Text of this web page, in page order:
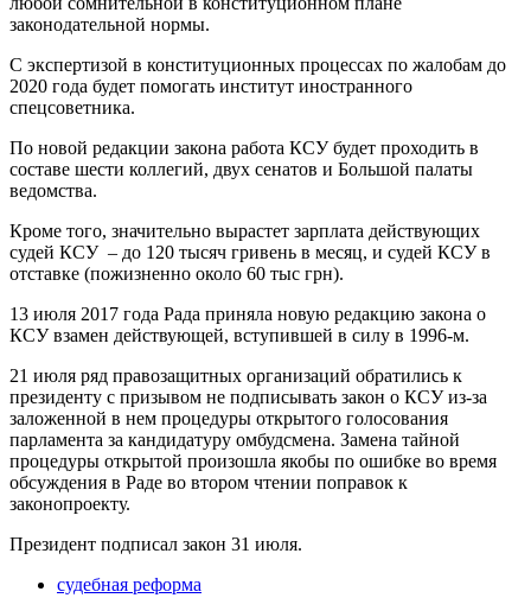
законодательной нормы.
С экспертизой в конституционных процессах по жалобам до
2020 года будет помогать институт иностранного
спецсоветника.
По новой редакции закона работа КСУ будет проходить в
составе шести коллегий, двух сенатов и Большой палаты
ведомства.
Кроме того, значительно вырастет зарплата действующих
судей КСУ – до 120 тысяч гривень в месяц, и судей КСУ в
отставке (пожизненно около 60 тыс грн).
13 июля 2017 года Рада приняла новую редакцию закона о
КСУ взамен действующей, вступившей в силу в 1996-м.
21 июля ряд правозащитных организаций обратились к
президенту с призывом не подписывать закон о КСУ из-за
заложенной в нем процедуры открытого голосования
парламента за кандидатуру омбудсмена. Замена тайной
процедуры открытой произошла якобы по ошибке во время
обсуждения в Раде во втором чтении поправок к
законопроекту.
Президент подписал закон 31 июля.
судебная реформа